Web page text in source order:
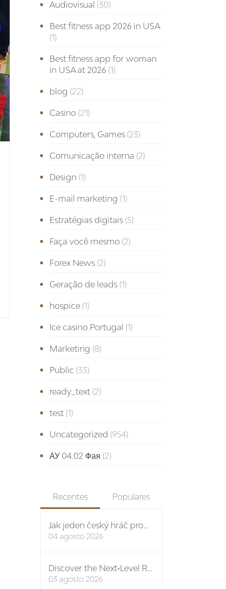
Audiovisual (30)
Best fitness app 2026 in USA
(1)
Best fitness app for woman
in USA at 2026(1)
blog (22)
Casino(21)
Computers, Games(23)
Comunicação interna (2)
Design (1)
E-mail marketing (1)
Estratégias digitais(5)
Faça você mesmo(2)
Forex News(2)
Geração de leads(1)
hospice(1)
Ice casino Portugal (1)
Marketing (8)
Public (33)
ready_text(2)
test(1)
Uncategorized (954)
АУ 04.02 Фая (2)
Recentes Populares
Jak jeden český hráč proměnil vstupní bonus na stovky eur: případová studie Spinboss casino
04 agosto 2026
Discover the Next‑Level Rewards Path at the Premier Online Casino No ID
03 agosto 2026